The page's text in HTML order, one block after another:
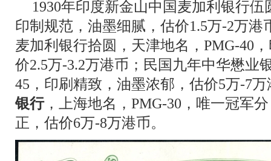
1930年印度新金山中国麦加利银行伍
印制规范，油墨细腻，估价1.5万-2万港
麦加利银行拾圆，天津地名，PMG-40
价2.5万-3.2万港币；民国九年中华懋业
45，印刷精致，油墨浓郁，估价5万-7万
银行，上海地名，PMG-30，唯一冠军
正，估价6万-8万港币。